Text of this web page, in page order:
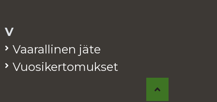
V
Vaa­ral­li­nen jäte
Vuo­si­ker­to­muk­set